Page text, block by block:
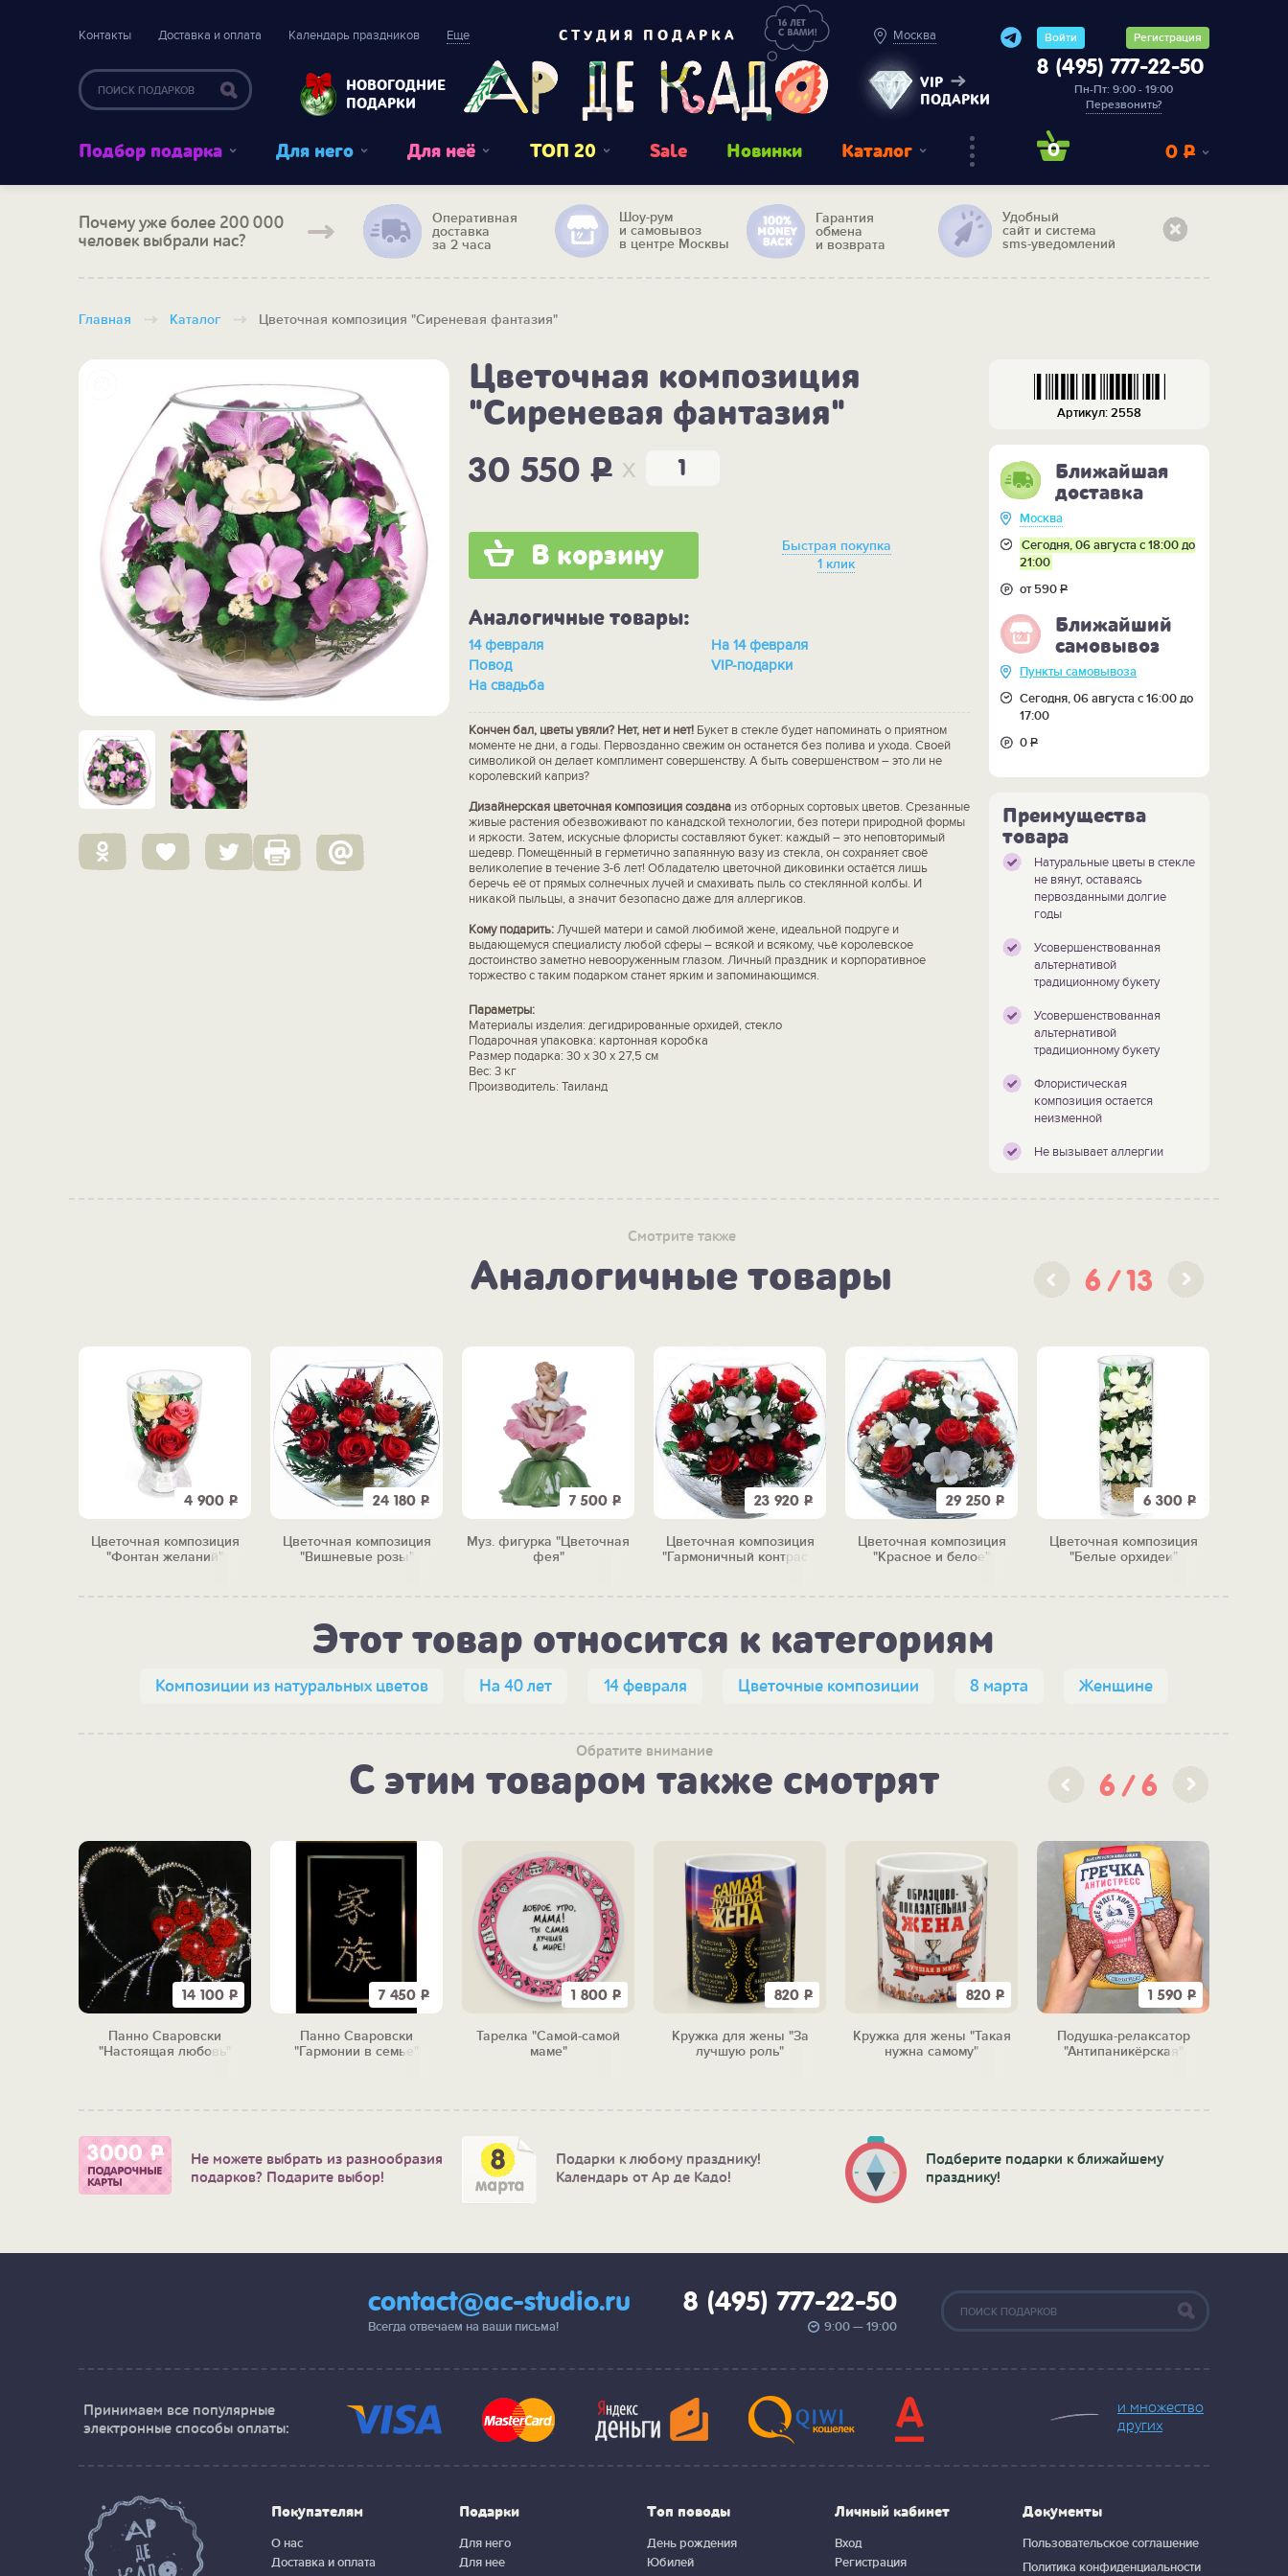
Контакты Доставка и оплата Календарь праздников Еще
НОВОГОДНИЕ
ПОДАРКИ
СТУДИЯ ПОДАРКА Москва
VIP
ПОДАРКИ
Войти Регистрация
8 (495) 777-22-50
Пн-Пт: 9:00 - 19:00
Перезвонить?
Подбор подарка Для него Для неё ТОП 20 Sale Новинки Каталог 0 0 Р
Почему уже более 200 000
человек выбрали нас?
Оперативная
доставка
за 2 часа
Шоу-рум
и самовывоз
в центре Москвы
Гарантия
обмена
и возврата
Удобный
сайт и система
sms-уведомлений
Главная Каталог Цветочная композиция "Сиреневая фантазия"
Цветочная композиция
"Сиреневая фантазия"
30 550P x
В корзину
Быстрая покупка
1 клик
Аналогичные товары:
14 февраля
Повод
На свадьба
На 14 февраля
VIP-подарки
Кончен бал, цветы увяли? Нет, нет и нет!Букет в стекле будет напоминать о приятном
моменте не дни, а годы. Первозданно свежим он останется без полива и ухода. Своей
символикой он делает комплимент совершенству. А быть совершенством – это ли не
королевский каприз?
Дизайнерская цветочная композиция созданаиз отборных сортовых цветов. Срезанные
живые растения обезвоживают по канадской технологии, без потери природной формы
и яркости. Затем, искусные флористы составляют букет: каждый – это неповторимый
шедевр. Помещённый в герметично запаянную вазу из стекла, он сохраняет своё
великолепие в течение 3-6 лет! Обладателю цветочной диковинки остаётся лишь
беречь её от прямых солнечных лучей и смахивать пыль со стеклянной колбы. И
никакой пыльцы, а значит безопасно даже для аллергиков.
Кому подарить:Лучшей матери и самой любимой жене, идеальной подруге и
выдающемуся специалисту любой сферы – всякой и всякому, чьё королевское
достоинство заметно невооруженным глазом. Личный праздник и корпоративное
торжество с таким подарком станет ярким и запоминающимся.
Параметры:
Материалы изделия: дегидрированные орхидей, стекло
Подарочная упаковка: картонная коробка
Размер подарка: 30 х 30 х 27,5 см
Вес: 3 кг
Производитель: Таиланд
Артикул: 2558
Ближайшая
доставка
Москва
Сегодня, 06 августа с 18:00 до
21:00
от 590Р
Ближайший
самовывоз
Пункты самовывоза
Сегодня, 06 августа с 16:00 до
17:00
0Р
Преимущества
товара
Натуральные цветы в стекле
не вянут, оставаясь
первозданными долгие
годы
Усовершенствованная
альтернативой
традиционному букету
Усовершенствованная
альтернативой
традиционному букету
Флористическая
композиция остается
неизменной
Не вызывает аллергии
Смотрите также
Аналогичные товары 6 13
4 900 Р
Цветочная композиция
"Фонтан желаний"
24 180 Р
Цветочная композиция
"Вишневые розы"
7 500 Р
Муз. фигурка "Цветочная
фея"
23 920 Р
Цветочная композиция
"Гармоничный контраст"
29 250 Р
Цветочная композиция
"Красное и белое"
6 300 Р
Цветочная композиция
"Белые орхидеи"
Этот товар относится к категориям
Композиции из натуральных цветов На 40 лет 14 февраля Цветочные композиции 8 марта Женщине
Обратите внимание
С этим товаром также смотрят 6 6
14 100 Р
Панно Сваровски
"Настоящая любовь"
7 450 Р
Панно Сваровски
"Гармонии в семье"
1 800 Р
Тарелка "Самой-самой
маме"
820 Р
Кружка для жены "За
лучшую роль"
820 Р
Кружка для жены "Такая
нужна самому"
1 590 Р
Подушка-релаксатор
"Антипаникёрская"
Не можете выбрать из разнообразия
подарков? Подарите выбор!
Подарки к любому празднику!
Календарь от Ар де Кадо!
Подберите подарки к ближайшему
празднику!
contact@ac-studio.ru
Всегда отвечаем на ваши письма!
8 (495) 777-22-50
9:00 — 19:00
Принимаем все популярные
электронные способы оплаты:
и множество
других
Покупателям
О нас
Доставка и оплата
Подарки
Для него
Для нее
Топ поводы
День рождения
Юбилей
Личный кабинет
Вход
Регистрация
Документы
Пользовательское соглашение
Политика конфиденциальности